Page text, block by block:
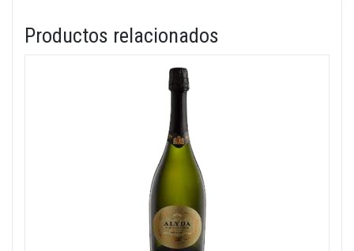
Productos relacionados